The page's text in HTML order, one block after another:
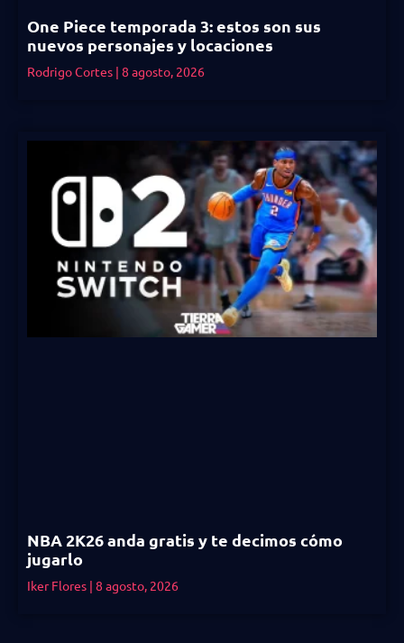
One Piece temporada 3: estos son sus
nuevos personajes y locaciones
Rodrigo Cortes 8 agosto, 2026
NBA 2K26 anda gratis y te decimos cómo
jugarlo
Iker Flores 8 agosto, 2026